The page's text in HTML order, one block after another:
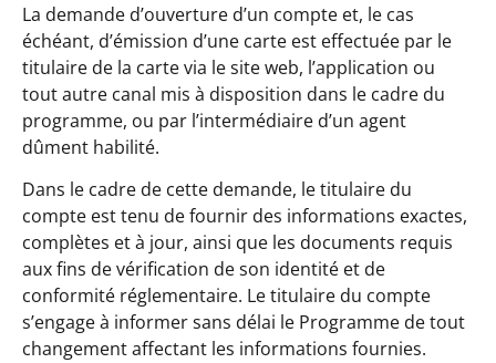
La demande d’ouverture d’un compte et, le cas
échéant, d’émission d’une carte est effectuée par le
titulaire de la carte via le site web, l’application ou
tout autre canal mis à disposition dans le cadre du
programme, ou par l’intermédiaire d’un agent
dûment habilité.
Dans le cadre de cette demande, le titulaire du
compte est tenu de fournir des informations exactes,
complètes et à jour, ainsi que les documents requis
aux fins de vérification de son identité et de
conformité réglementaire. Le titulaire du compte
s’engage à informer sans délai le Programme de tout
changement affectant les informations fournies.